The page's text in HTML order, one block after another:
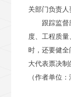
关部门负责
跟踪监
度、工程质
时，还要健
大代表票决制
（作者单位